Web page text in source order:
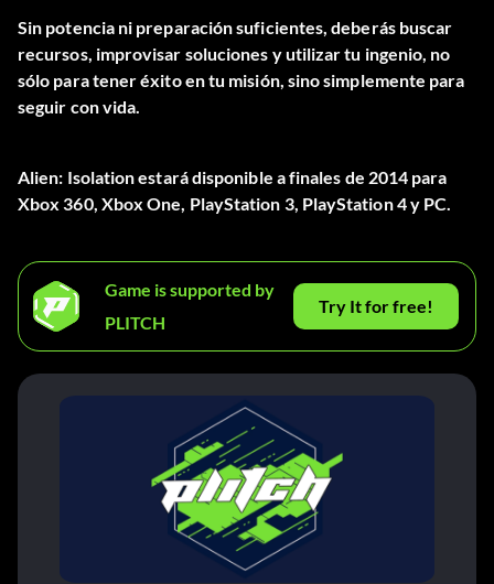
Sin potencia ni preparación suficientes, deberás buscar
recursos, improvisar soluciones y utilizar tu ingenio, no
sólo para tener éxito en tu misión, sino simplemente para
seguir con vida.
Alien: Isolation estará disponible a finales de 2014 para
Xbox 360, Xbox One, PlayStation 3, PlayStation 4 y PC.
Game is supported by
PLITCH
Try It for free!